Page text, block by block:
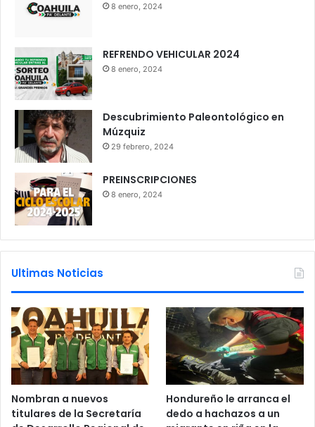
8 enero, 2024
REFRENDO VEHICULAR 2024
8 enero, 2024
Descubrimiento Paleontológico en
Múzquiz
29 febrero, 2024
PREINSCRIPCIONES
8 enero, 2024
Ultimas Noticias
Nombran a nuevos
titulares de la Secretaría
Hondureño le arranca el
dedo a hachazos a un